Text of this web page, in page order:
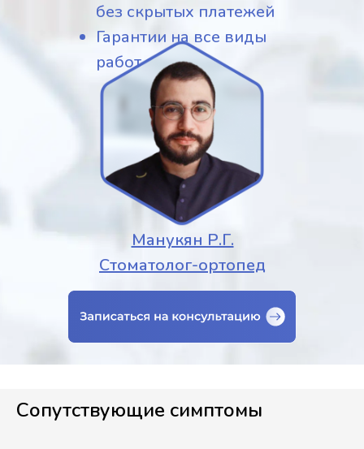
без скрытых платежей
Гарантии на все виды
работ
Манукян Р.Г.
Стоматолог-ортопед
Сопутствующие симптомы